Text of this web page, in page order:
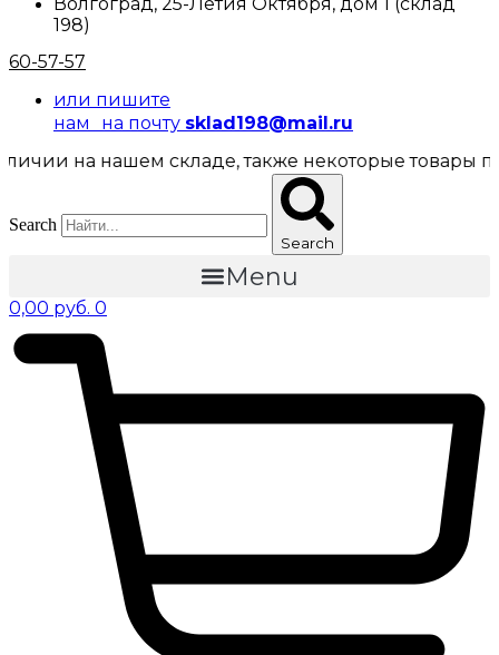
198)
60-57-57
или пишите
нам на почту sklad198@mail.ru
нашем складе, также некоторые товары
Search
Search
Menu
0,00 руб. 0